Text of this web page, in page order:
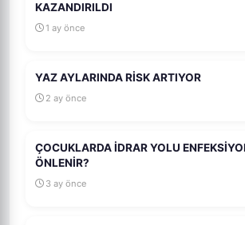
KAZANDIRILDI
1 ay önce
YAZ AYLARINDA RİSK ARTIYOR
2 ay önce
ÇOCUKLARDA İDRAR YOLU
ÖNLENİR?
3 ay önce